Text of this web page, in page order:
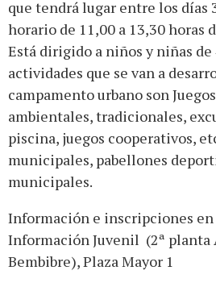
que tendrá lugar entre los días
horario de 11,00 a 13,30 horas
Está dirigido a niños y niñas de
actividades que se van a
campamento urbano son
ambientales, tradicionales,
piscina, juegos cooperativos,
municipales, pabellones
municipales.
Información e inscripciones en
Información Juvenil (2ª planta
Bembibre), Plaza Mayor 1